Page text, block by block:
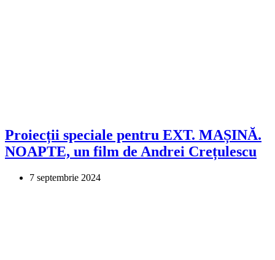
Proiecții speciale pentru EXT. MAȘINĂ.
NOAPTE, un film de Andrei Crețulescu
7 septembrie 2024